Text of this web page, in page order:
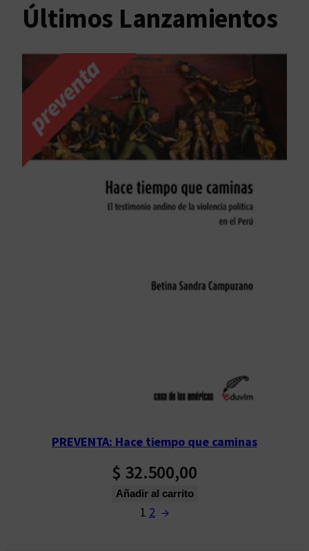
Últimos Lanzamientos
PREVENTA: Hace tiempo que caminas
$ 32.500,00
Añadir al carrito
1 2 →